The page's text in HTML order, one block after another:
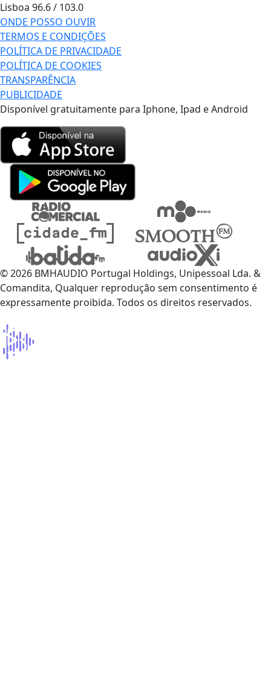
Lisboa 96.6 / 103.0
ONDE POSSO OUVIR
TERMOS E CONDIÇÕES
POLÍTICA DE PRIVACIDADE
POLÍTICA DE COOKIES
TRANSPARÊNCIA
PUBLICIDADE
Disponível gratuitamente para Iphone, Ipad e Android
© 2026 BMHAUDIO Portugal Holdings, Unipessoal Lda. &
Comandita, Qualquer reprodução sem consentimento é
expressamente proibida. Todos os direitos reservados.